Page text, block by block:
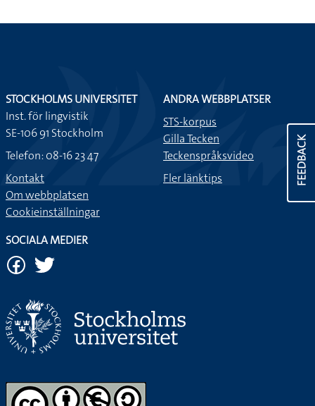
FEEDBACK
STOCKHOLMS UNIVERSITET
Inst. för lingvistik
SE-106 91 Stockholm
Telefon: 08-16 23 47
Kontakt
Om webbplatsen
Cookieinställningar
ANDRA WEBBPLATSER
STS-korpus
Gilla Tecken
Teckenspråksvideo
Fler länktips
SOCIALA MEDIER